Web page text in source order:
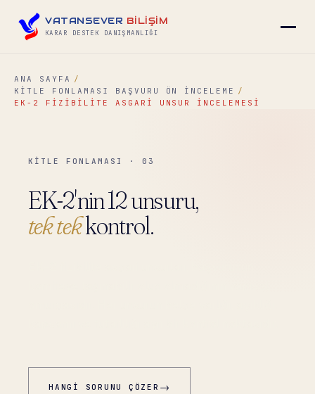
VATANSEVER BİLİŞİM
KARAR DESTEK DANIŞMANLIĞI
▾
ANA SAYFA
KITLE FONLAMASI BAŞVURU ÖN İNCELEME
EK-2 FIZIBILITE ASGARI UNSUR İNCELEMESI
KİTLE FONLAMASI · 03
EK-2'nin 12 unsuru,
tek tekkontrol.
HANGI SORUNU ÇÖZER →